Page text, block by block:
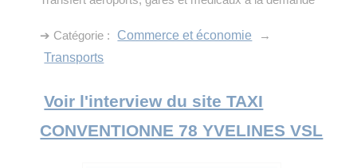
➔ Catégorie : Commerce et économie
→
Transports
Voir l'interview du site TAXI
CONVENTIONNE 78 YVELINES VSL